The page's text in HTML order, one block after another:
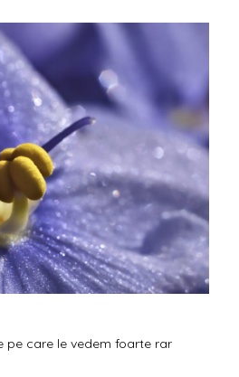
pe care le vedem foarte rar